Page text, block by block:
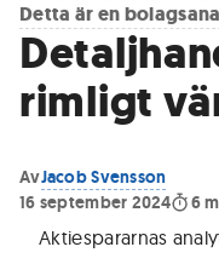
Detta är en
rimligt
AvJacob Svensson
16 september 2024
6
Aktiespararnas